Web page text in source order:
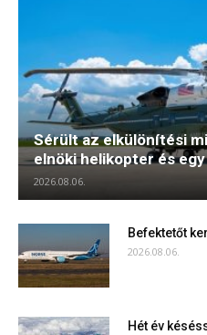
Sérült az elkülönítési
elnöki helikopter és
2026.08.06.
Befektetőt
2026.08.06.
Hét év